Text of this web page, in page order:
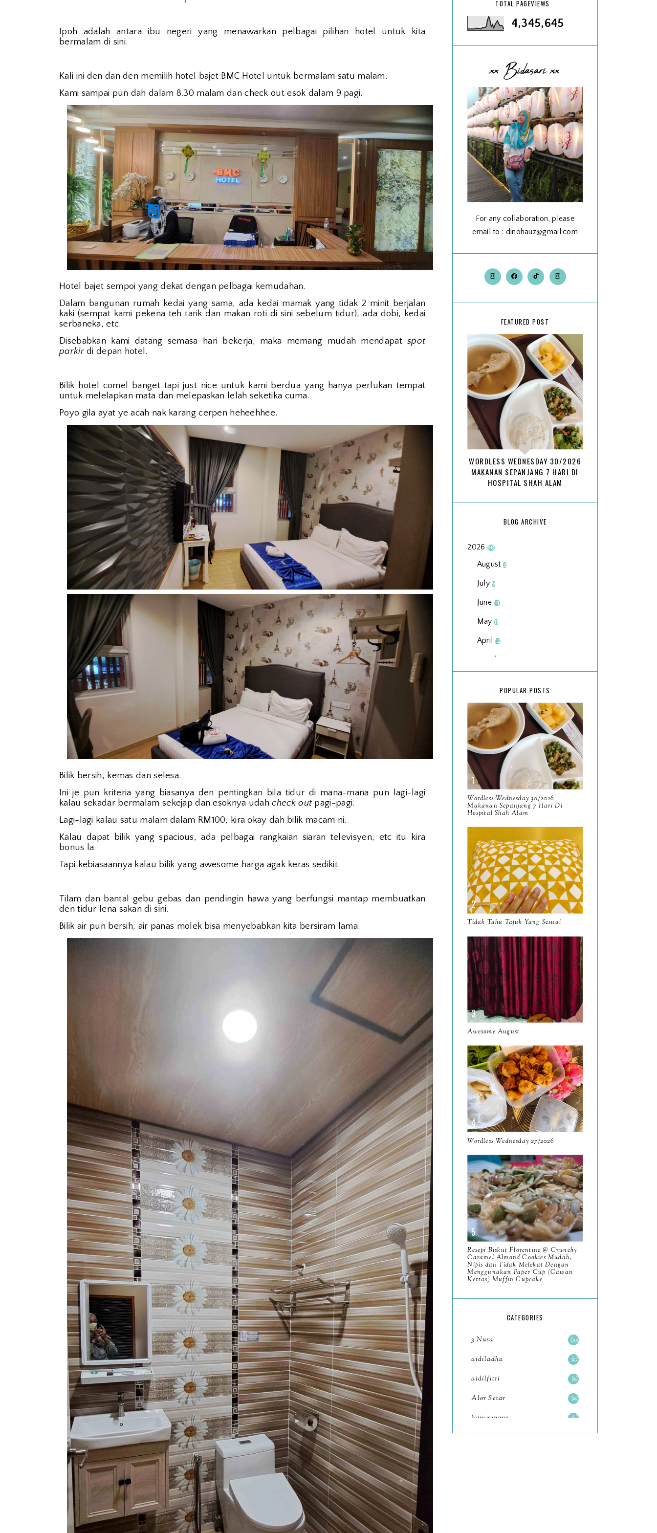
Ipoh adalah antara ibu negeri yang menawarkan pelbagai pilihan hotel untuk kita
bermalam di sini.
Kali ini den dan den memilih hotel bajet BMC Hotel untuk bermalam satu malam.
Kami sampai pun dah dalam 8.30 malam dan check out esok dalam 9 pagi.
Hotel bajet sempoi yang dekat dengan pelbagai kemudahan.
Dalam bangunan rumah kedai yang sama, ada kedai mamak yang tidak 2 minit berjalan
kaki (sempat kami pekena teh tarik dan makan roti di sini sebelum tidur), ada dobi, kedai
serbaneka, etc.
Disebabkan kami datang semasa hari bekerja, maka memang mudah mendapatspot
parkirdi depan hotel.
Bilik hotel comel banget tapi just nice untuk kami berdua yang hanya perlukan tempat
untuk melelapkan mata dan melepaskan lelah seketika cuma.
Poyo gila ayat ye acah nak karang cerpen heheehhee.
Bilik bersih, kemas dan selesa.
Ini je pun kriteria yang biasanya den pentingkan bila tidur di mana-mana pun lagi-lagi
kalau sekadar bermalam sekejap dan esoknya udahcheck out pagi-pagi.
Lagi-lagi kalau satu malam dalam RM100, kira okay dah bilik macam ni.
Kalau dapat bilik yang spacious, ada pelbagai rangkaian siaran televisyen, etc itu kira
bonus la.
Tapi kebiasaannya kalau bilik yang awesome harga agak keras sedikit.
Tilam dan bantal gebu gebas dan pendingin hawa yang berfungsi mantap membuatkan
den tidur lena sakan di sini.
Bilik air pun bersih, air panas molek bisa menyebabkan kita bersiram lama.
TOTAL PAGEVIEWS
4,345,645
xx Bidasari xx
For any collaboration, please
email to : dinohauz@gmail.com
FEATURED POST
WORDLESS WEDNESDAY 30/2026
MAKANAN SEPANJANG 7 HARI DI
HOSPITAL SHAH ALAM
BLOG ARCHIVE
2026 98
August 2
July9
June14
May 11
April12
March
2025134
December15
November
October 13
September
August8
June10
May9
April9
March11
January 14
2024130
December 19
November 12
October
September13
August9
July12
June
May11
April 13
March11
February9
January6
202393
December 11
November8
October11
Upt...
Pengalaman Menginap 2
Tempat Menarik Tapah:
Tapah Street Arts Mural
Jalan-Jalan Cari Makan
POPULAR POSTS
Wordless Wednesday 30/2026
Makanan Sepanjang 7 Hari Di
Hospital Shah Alam
Tidak Tahu Tajuk Yang Sesuai
Awesome August
Wordless Wednesday 27/2026
Resepi Biskut Florentine @ Crunchy
Caramel Almond Cookies Mudah,
Nipis dan Tidak Melekat Dengan
Menggunakan Paper Cup (Cawan
Kertas) Muffin Cupcake
CATEGORIES
3 Nusa 33
aidiladha 1
aidilfitri 2
Alor Setar 2
baju renang 1